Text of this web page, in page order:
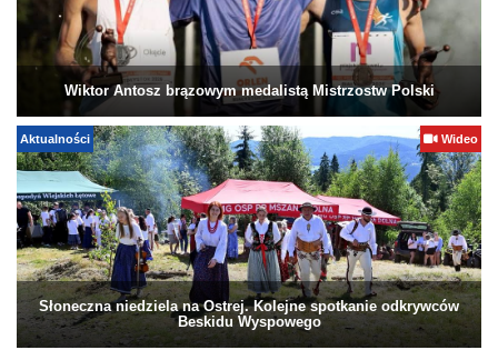
Wiktor Antosz brązowym medalistą Mistrzostw Polski
Aktualności Wideo
Słoneczna niedziela na Ostrej. Kolejne spotkanie odkrywców
Beskidu Wyspowego